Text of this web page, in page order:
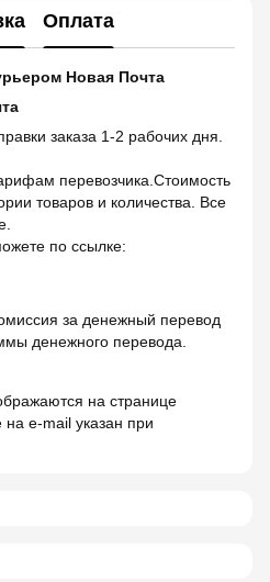
Оплата
Новая Почта
заказа 1-2 рабочих дня.
перевозчика.Стоимость
товаров и количества. Все
по ссылке:
за денежный перевод
денежного перевода.
на странице
на e-mail указан при